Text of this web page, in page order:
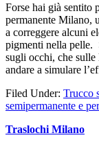
Forse hai già sentito
permanente Milano,
a correggere alcuni
pigmenti nella pelle.
sugli occhi, che sulle
andare a simulare
Filed Under: Trucco
semipermanente e
Traslochi Milano